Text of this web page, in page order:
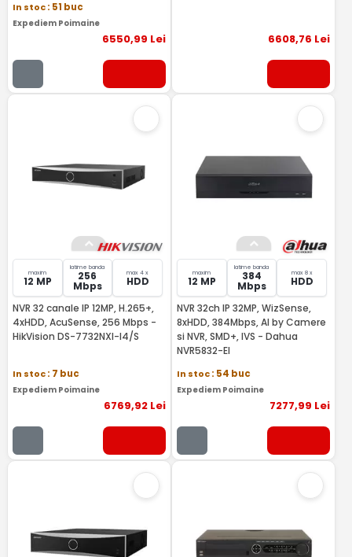
In stoc: 51 buc
Expediem Poimaine
6550,99 Lei 6608,76 Lei
maxim
12 MP
latime banda
256
Mbps
max 4 x
HDD
NVR 32 canale IP 12MP, H.265+,
4xHDD, AcuSense, 256 Mbps -
HikVision DS-7732NXI-I4/S
In stoc: 7 buc
Expediem Poimaine
6769,92Lei
maxim
12 MP
latime banda
384
Mbps
max 8 x
HDD
NVR 32ch IP 32MP, WizSense,
8xHDD, 384Mbps, AI by Camere
si NVR, SMD+, IVS - Dahua
NVR5832-EI
In stoc: 54 buc
Expediem Poimaine
7277,99 Lei